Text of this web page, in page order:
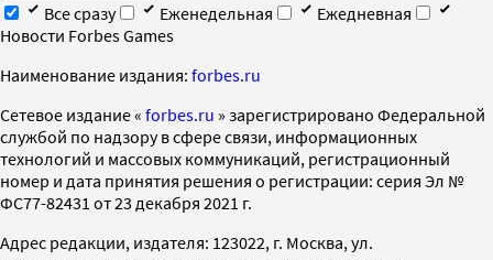
Все сразу
Еженедельная
Ежедневная
Новости Forbes Games
Наименование издания: forbes.ru
Cетевое издание « forbes.ru » зарегистрировано Федеральной
службой по надзору в сфере связи, информационных
технологий и массовых коммуникаций, регистрационный
номер и дата принятия решения о регистрации: серия Эл №
ФС77-82431 от 23 декабря 2021 г.
Адрес редакции, издателя: 123022, г. Москва, ул.